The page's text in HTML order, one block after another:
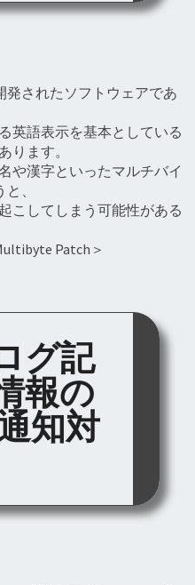
発されたソフトウェアであ
英語表示を基本としている
ります。
や漢字といったマルチバイ
、
こしてしまう可能性がある
Patch＞
グ記
報の
知対